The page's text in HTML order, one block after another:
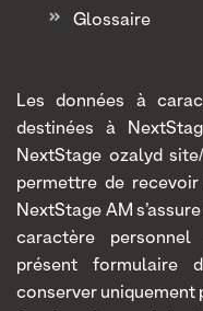
Glossaire
Les données à
destinées à
NextStage ozalyd
permettre de
NextStage AM
caractère
présent formulaire
conserver uniquement